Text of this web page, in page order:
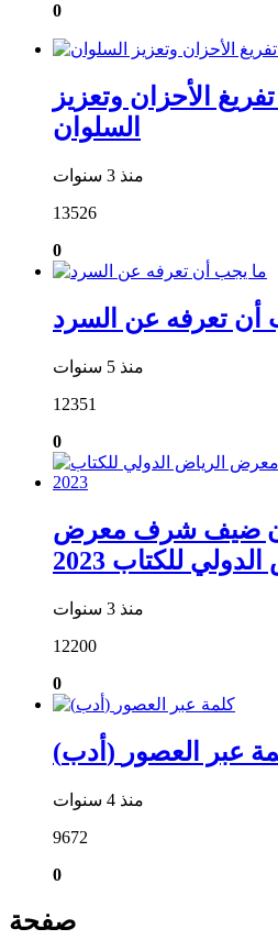
0
الأحزان وتعزيز
السلوان
منذ 3 سنوات
13526
0
أن تعرفه عن السرد
منذ 5 سنوات
12351
0
ضيف شرف معرض
للكتاب 2023
منذ 3 سنوات
12200
0
كلمة عبر العصور
منذ 4 سنوات
9672
0
صفحة